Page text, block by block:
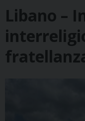
Libano –